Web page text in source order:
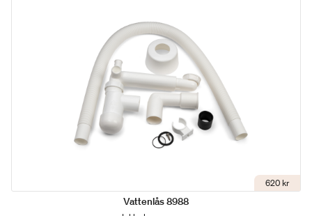
620 kr
Vattenlås 8988